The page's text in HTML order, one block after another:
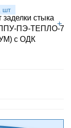
шт
+
заделки стыка
ППУ-ПЭ-ТЕПЛО-7
с ОДК